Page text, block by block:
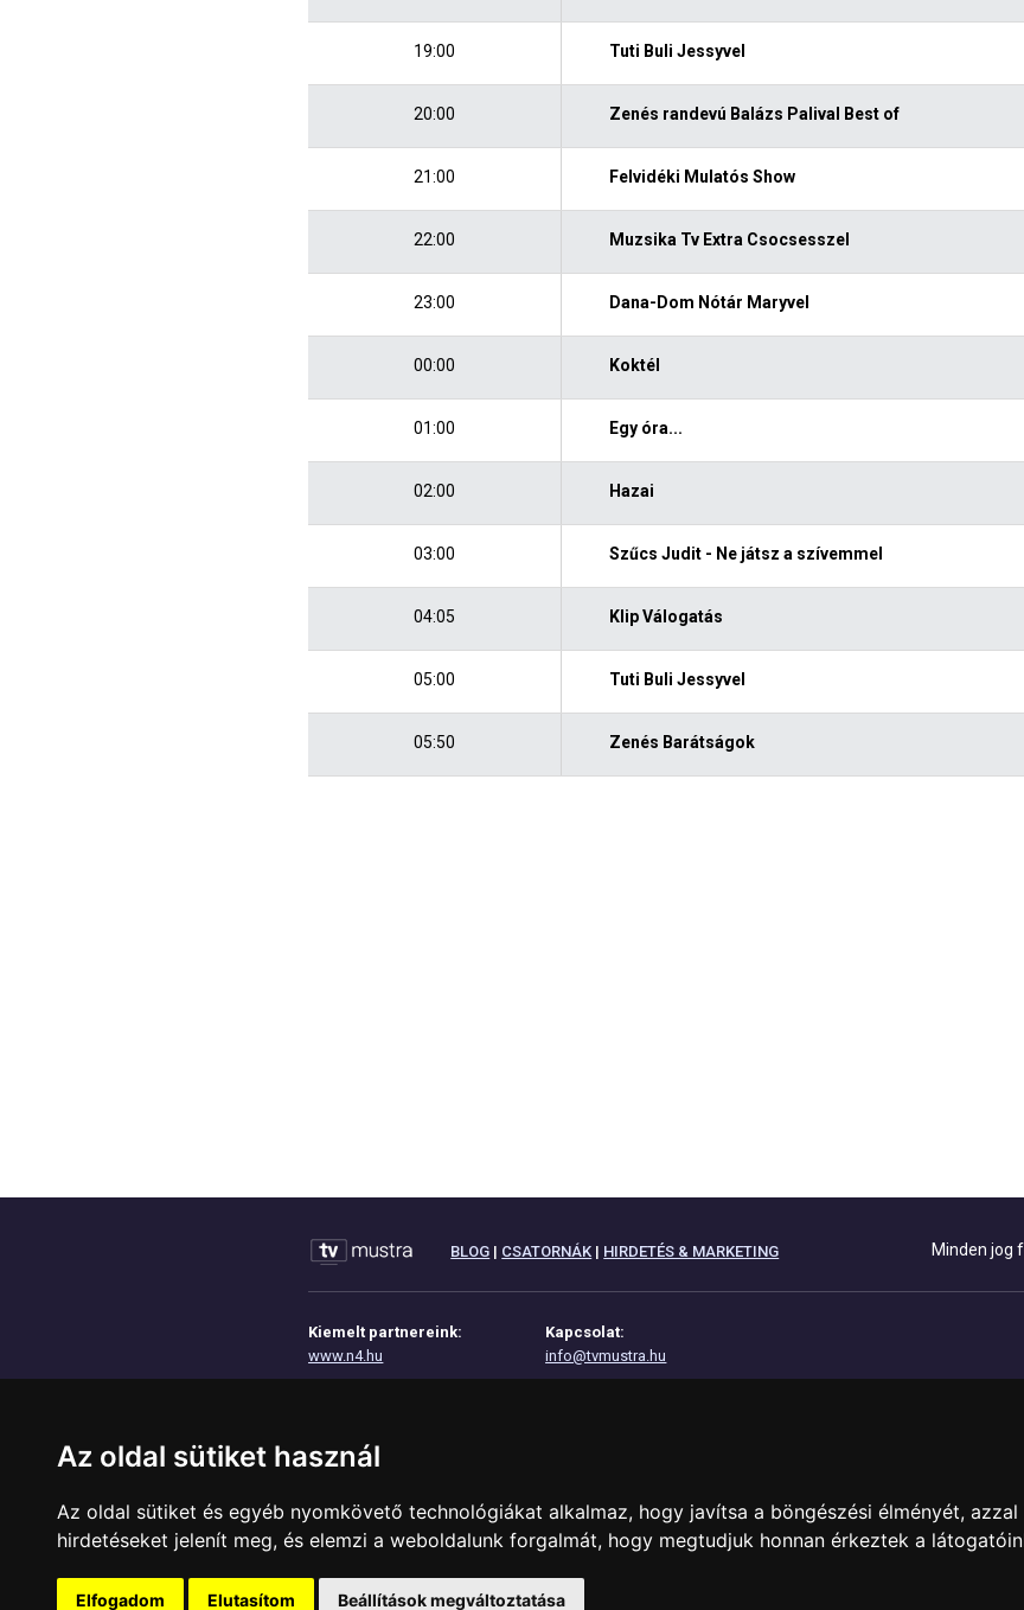
19:00 Tuti Buli Jessyvel
20:00 Zenés randevú Balázs Palival Best of
21:00 Felvidéki Mulatós Show
22:00 Muzsika Tv Extra Csocsesszel
23:00 Dana-Dom Nótár Maryvel
00:00 Koktél
01:00 Egy óra...
02:00 Hazai
03:00 Szűcs Judit - Ne játsz a szívemmel
04:05 Klip Válogatás
05:00 Tuti Buli Jessyvel
05:50 Zenés Barátságok
BLOG | CSATORNÁK | HIRDETÉS & MARKETING Minden jog
Kiemelt partnereink:
www.n4.hu
www.tinyurl.hu
Kapcsolat:
info@tvmustra.hu
Az oldal sütiket használ
Az oldal sütiket és egyéb nyomkövető technológiákat alkalmaz, hogy javítsa a böngészési élményét,
hirdetéseket jelenít meg, és elemzi a weboldalunk forgalmát, hogy megtudjuk honnan érkeztek a
Elfogadom Elutasítom Beállítások megváltoztatása